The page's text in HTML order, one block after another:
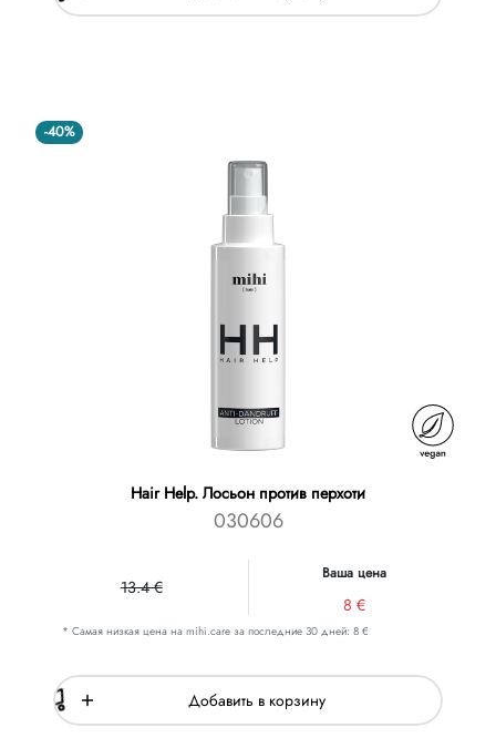
-40%
Hair Help. Лосьон против перхоти
030606
13.4 €
Ваша цена
8 €
* Самая низкая цена на mihi.care за последние 30 дней: 8 €
Добавить в корзину